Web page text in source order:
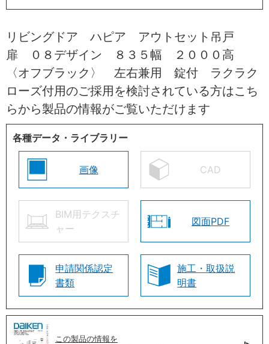
リビングドア ハピア アウトセット吊戸
扉 ０８デザイン ８３５幅 ２０００高
〈オフブラック〉 左右兼用 錠付 ラクラク
ローズ付用のご採用を検討されている方はこち
らから製品の情報がご覧いただけます
各種データ・ライブラリー
画像 CAD
BIM用テクスチ
ャー
図面PDF
申請関係認定
書類
施工・取扱説
明書
この製品の情報を